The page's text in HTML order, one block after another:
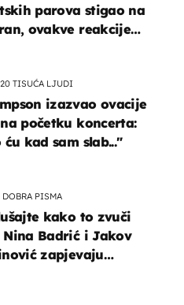
parova stigao na
ovakve reakcije
20 TISUĆA LJUDI
izazvao ovacije
početku koncerta:
ću kad sam slab..."
DOBRA PISMA
kako to zvuči
Nina Badrić i Jakov
zapjevaju